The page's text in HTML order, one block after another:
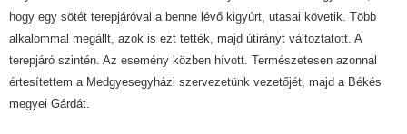
hogy egy sötét terepjáróval a benne lévő kigyúrt, utasai követik. Több
alkalommal megállt, azok is ezt tették, majd útirányt változtatott. A
terepjáró szintén. Az esemény közben hívott. Természetesen azonnal
értesítettem a Medgyesegyházi szervezetünk vezetőjét, majd a Békés
megyei Gárdát.